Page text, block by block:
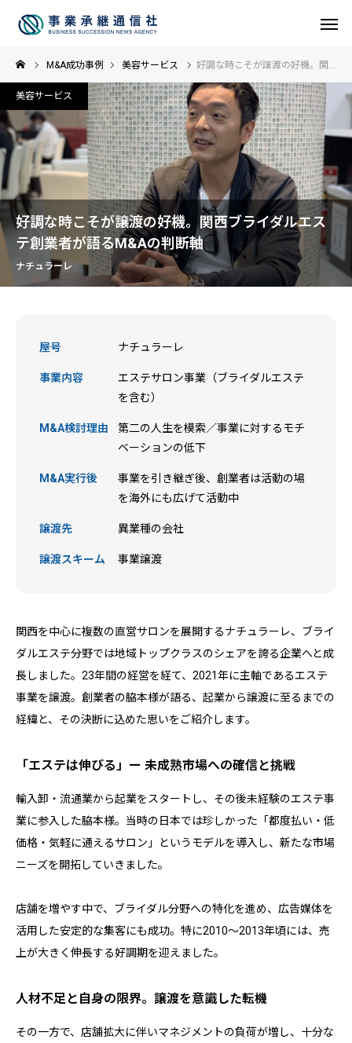
M&A成功事例 美容サービス 好調な時こそが譲渡の好機。関西ブライダルエステ創業者が語るM&Aの判断軸
好調な時こそが譲渡の好機。関西ブライダルエス
テ創業者が語るM&Aの判断軸
ナチュラーレ
美容サービス
屋号 ナチュラーレ
事業内容
エステサロン事業（ブライダルエステ
を含む）
M&A検討理由
第二の人生を模索／事業に対するモチ
ベーションの低下
M&A実行後
事業を引き継ぎ後、創業者は活動の場
を海外にも広げて活動中
譲渡先 異業種の会社
譲渡スキーム 事業譲渡
関西を中心に複数の直営サロンを展開するナチュラーレ、ブライ
ダルエステ分野では地域トップクラスのシェアを誇る企業へと成
長しました。23年間の経営を経て、2021年に主軸であるエステ
事業を譲渡。創業者の脇本様が語る、起業から譲渡に至るまでの
経緯と、その決断に込めた思いをご紹介します。
「エステは伸びる」ー 未成熟市場への確信と挑戦
輸入卸・流通業から起業をスタートし、その後未経験のエステ事
業に参入した脇本様。当時の日本では珍しかった「都度払い・低
価格・気軽に通えるサロン」というモデルを導入し、新たな市場
ニーズを開拓していきました。
店舗を増やす中で、ブライダル分野への特化を進め、広告媒体を
活用した安定的な集客にも成功。特に2010〜2013年頃には、売
上が大きく伸長する好調期を迎えました。
人材不足と自身の限界。譲渡を意識した転機
その一方で、店舗拡大に伴いマネジメントの負荷が増し、十分な